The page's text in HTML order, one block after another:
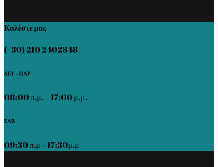
Καλέστε μας
(+30) 210 2402848
ΔΕΥ – ΠΑΡ
08:00 π.μ. – 17:00 μ.μ.
ΣΑΒ
09:30 π.μ – 17:30μ.μ